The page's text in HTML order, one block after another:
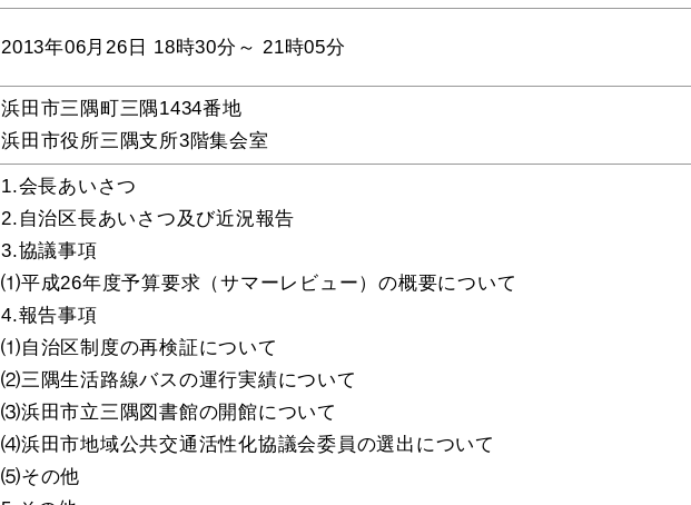
引っ越し・住まい
おくやみ
2013年06月26日 18時30分～ 21時05分
浜田市三隅町三隅1434番地
浜田市役所三隅支所3階集会室
1.会長あいさつ
2.自治区長あいさつ及び近況報告
3.協議事項
⑴平成26年度予算要求（サマーレビュー）の概要について
4.報告事項
⑴自治区制度の再検証について
⑵三隅生活路線バスの運行実績について
⑶浜田市立三隅図書館の開館について
⑷浜田市地域公共交通活性化協議会委員の選出について
⑸その他